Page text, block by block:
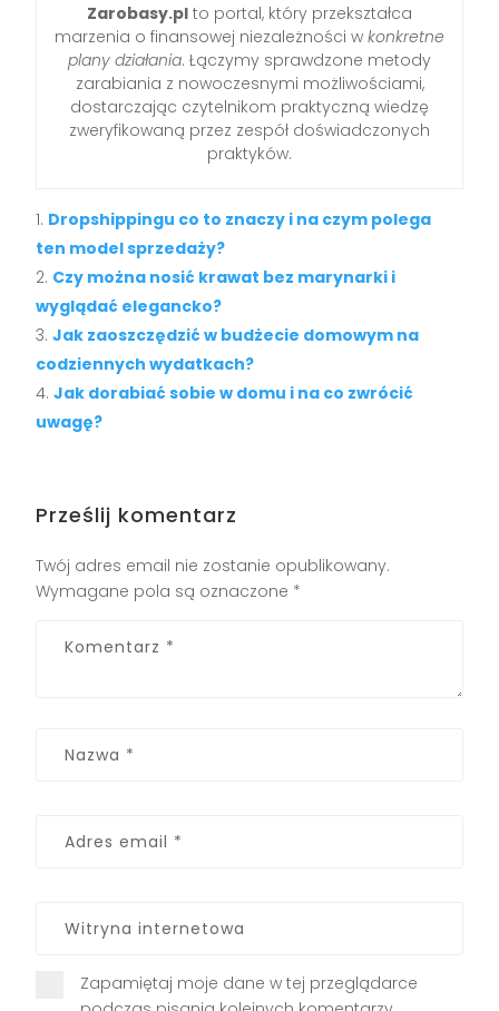
Zarobasy.pl to portal, który przekształca
marzenia o finansowej niezależności w konkretne
plany działania. Łączymy sprawdzone metody
zarabiania z nowoczesnymi możliwościami,
dostarczając czytelnikom praktyczną wiedzę
zweryfikowaną przez zespół doświadczonych
praktyków.
Dropshippingu co to znaczy i na czym polega
ten model sprzedaży?
Czy można nosić krawat bez marynarki i
wyglądać elegancko?
Jak zaoszczędzić w budżecie domowym na
codziennych wydatkach?
Jak dorabiać sobie w domu i na co zwrócić
uwagę?
Prześlij komentarz
Twój adres email nie zostanie opublikowany.
Wymagane pola są oznaczone *
Zapamiętaj moje dane w tej przeglądarce